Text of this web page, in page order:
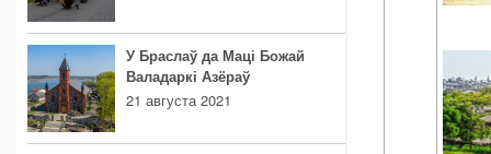
У Браслаў да Маці Божай
Валадаркі Азёраў
21 августа 2021